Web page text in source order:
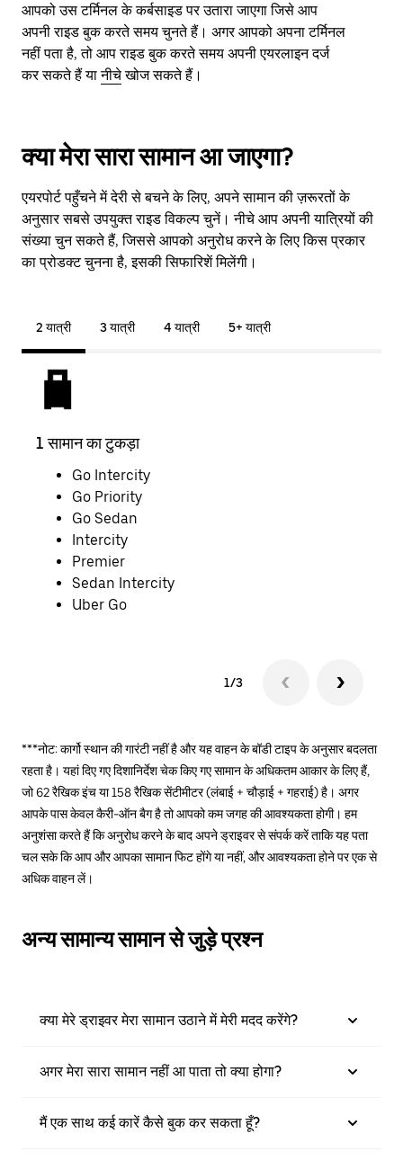
आपको उस टर्मिनल के कर्बसाइड पर उतारा जाएगा जिसे आप
अपनी राइड बुक करते समय चुनते हैं। अगर आपको अपना टर्मिनल
नहीं पता है, तो आप राइड बुक करते समय अपनी एयरलाइन दर्ज
कर सकते हैं यानीचेखोज सकते हैं।
क्या मेरा सारा सामान आ जाएगा?
एयरपोर्ट पहुँचने में देरी से बचने के लिए, अपने सामान की ज़रूरतों के
अनुसार सबसे उपयुक्त राइड विकल्प चुनें। नीचे आप अपनी यात्रियों की
संख्या चुन सकते हैं, जिससे आपको अनुरोध करने के लिए किस प्रकार
का प्रोडक्ट चुनना है, इसकी सिफारिशें मिलेंगी।
2 यात्री 3 यात्री 4 यात्री 5+ यात्री
1 सामान का टुकड़ा
Go Intercity
Go Priority
Go Sedan
Intercity
Premier
Sedan Intercity
Uber Go
1/3
***नोट: कार्गो स्थान की गारंटी नहीं है और यह वाहन के बॉडी टाइप के अनुसार बदलता
रहता है। यहां दिए गए दिशानिर्देश चेक किए गए सामान के अधिकतम आकार के लिए हैं,
जो 62 रैखिक इंच या 158 रैखिक सेंटीमीटर (लंबाई + चौड़ाई + गहराई) है। अगर
आपके पास केवल कैरी-ऑन बैग है तो आपको कम जगह की आवश्यकता होगी। हम
अनुशंसा करते हैं कि अनुरोध करने के बाद अपने ड्राइवर से संपर्क करें ताकि यह पता
चल सके कि आप और आपका सामान फिट होंगे या नहीं, और आवश्यकता होने पर एक से
अधिक वाहन लें।
अन्य सामान्य सामान से जुड़े प्रश्न
क्या मेरे ड्राइवर मेरा सामान उठाने में मेरी मदद करेंगे?
अगर मेरा सारा सामान नहीं आ पाता तो क्या होगा?
मैं एक साथ कई कारें कैसे बुक कर सकता हूँ?